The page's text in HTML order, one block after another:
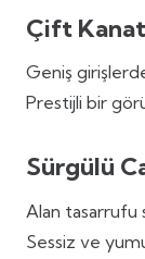
Çift Kanat
Geniş
Prestijli bir
Sürgülü
Alan tasarrufu
Sessiz ve